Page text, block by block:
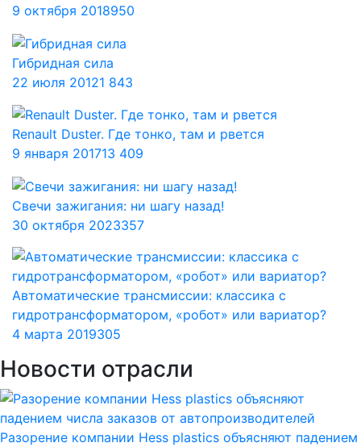
9 октября 2018950
Гибридная сила
22 июля 20121 843
Renault Duster. Где тонко, там и рвется
9 января 201713 409
Свечи зажигания: ни шагу назад!
30 октября 2023357
Автоматические трансмиссии: классика с
гидротрансформатором, «робот» или вариатор?
4 марта 2019305
Новости отрасли
Разорение компании Hess plastics объясняют падением